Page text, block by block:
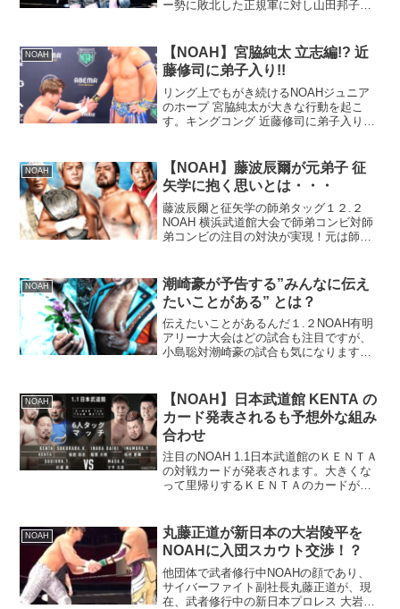
ー勢に敗北した正規軍に対し山田邦子
NOAH
【NOAH】宮脇純太 立志編!? 近
藤修司に弟子入り!!
リング上でもがき続けるNOAHジュニア
のホープ 宮脇純太が大きな行動を起こ
す。キングコング 近藤修司に弟子入りを
NOAH
【NOAH】藤波辰爾が元弟子 征
矢学に抱く思いとは・・・
藤波辰爾と征矢学の師弟タッグ１２.２
NOAH 横浜武道館大会で師弟コンビ対師
弟コンビの注目の対決が実現！元は師匠
上での接点はありませんでした。その件
に関して、征矢学は"...
NOAH
潮崎豪が予告する”みんなに伝え
たいことがある” とは？
伝えたいことがあるんだ１.２NOAH有明
アリーナ大会はどの試合も注目ですが、
小島聡対潮崎豪の試合も気になります。
潮崎は、小島に一度も勝ってないような
ので、もう絶対に負け...
NOAH
【NOAH】日本武道館 KENTA の
カード発表されるも予想外な組み
合わせ
注目のNOAH 1.1日本武道館のＫＥＮＴＡ
の対戦カードが発表されます。大きくな
って里帰りするＫＥＮＴＡのカードがこ
NOAH
丸藤正道が新日本の大岩陵平を
NOAHに入団スカウト交渉！？
他団体で武者修行中NOAHの顔であり、
サイバーファイト副社長丸藤正道が、現
在、武者修行中の新日本プロレス 大岩陵